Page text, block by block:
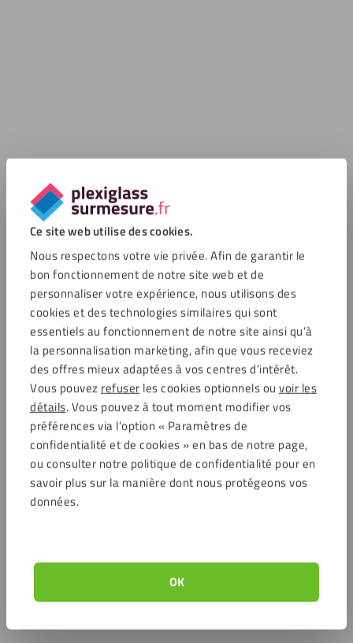
Ce site web utilise des cookies.
Nous respectons votre vie privée. Afin de garantir le
bon fonctionnement de notre site web et de
personnaliser votre expérience, nous utilisons des
cookies et des technologies similaires qui sont
essentiels au fonctionnement de notre site ainsi qu’à
la personnalisation marketing, afin que vous receviez
des offres mieux adaptées à vos centres d’intérêt.
Vous pouvezrefuserles cookies optionnels ou voir les
détails. Vous pouvez à tout moment modifier vos
préférences via l’option « Paramètres de
confidentialité et de cookies » en bas de notre page,
ou consulter notre politique de confidentialité pour en
savoir plus sur la manière dont nous protégeons vos
données.
OK